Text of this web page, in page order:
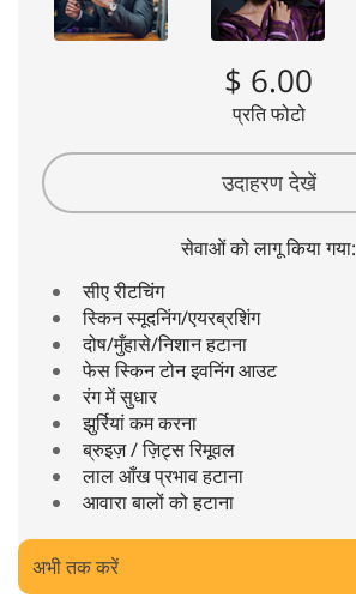
$ 6.00
प्रति फोटो
उदाहरण देखें
सेवाओं को लागू किया गया:
सीए रीटचिंग
स्किन स्मूदनिंग/एयरब्रशिंग
दोष/मुँहासे/निशान हटाना
फेस स्किन टोन इवनिंग आउट
रंग में सुधार
झुर्रियां कम करना
ब्रुइज़ / ज़िट्स रिमूवल
लाल आँख प्रभाव हटाना
आवारा बालों को हटाना
अभी तक करें